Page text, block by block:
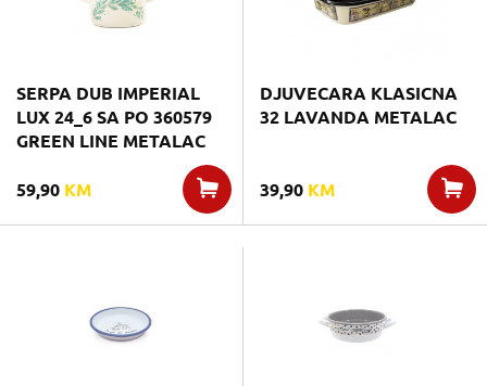
SERPA DUB IMPERIAL
LUX 24_6 SA PO 360579
GREEN LINE METALAC
59,90 KM
DJUVECARA KLASICNA
32 LAVANDA METALAC
39,90 KM